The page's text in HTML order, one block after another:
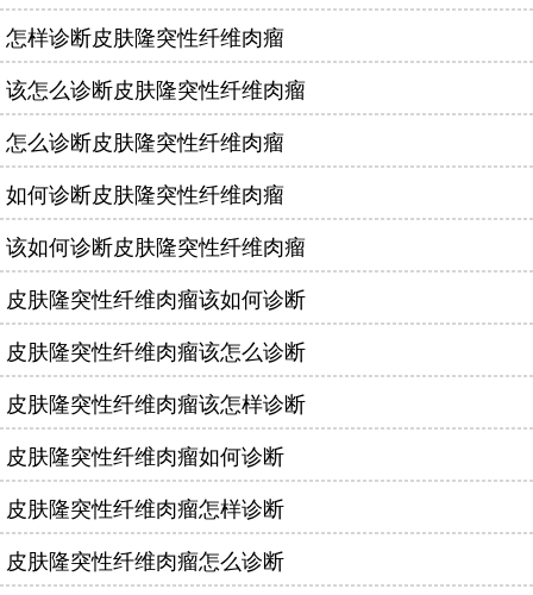
怎样诊断皮肤隆突性纤维肉瘤
该怎么诊断皮肤隆突性纤维肉瘤
怎么诊断皮肤隆突性纤维肉瘤
如何诊断皮肤隆突性纤维肉瘤
该如何诊断皮肤隆突性纤维肉瘤
皮肤隆突性纤维肉瘤该如何诊断
皮肤隆突性纤维肉瘤该怎么诊断
皮肤隆突性纤维肉瘤该怎样诊断
皮肤隆突性纤维肉瘤如何诊断
皮肤隆突性纤维肉瘤怎样诊断
皮肤隆突性纤维肉瘤怎么诊断